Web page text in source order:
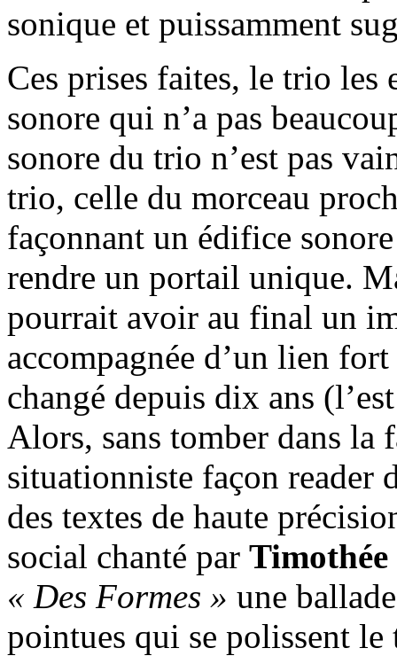
sonique et puissamment
Ces prises faites, le trio les
sonore qui n’a pas
sonore du trio n’est pas
trio, celle du morceau
façonnant un édifice
rendre un portail unique.
pourrait avoir au final un
accompagnée d’un lien
changé depuis dix ans
Alors, sans tomber dans la
situationniste façon reader
des textes de haute
social chanté par
« Des Formes » une
pointues qui se polissent